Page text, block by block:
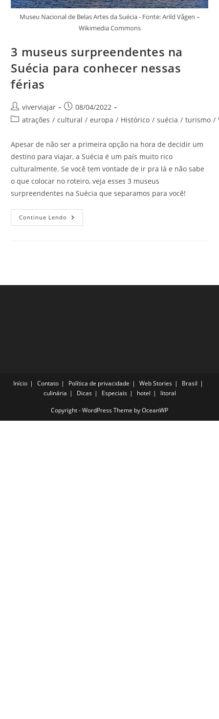
Museu Nacional de Belas Artes da Suécia - Fonte: Arild Vågen –
Wikimedia Commons
3 museus surpreendentes na
Suécia para conhecer nessas
férias
Autor
do
viverviajar
Post
publicado:
08/04/2022
Categoria
post:
atrações / cultural / europa / Histórico / suécia / turismo /
Apesar de não ser a primeira opção na hora de decidir um
destino para viajar, a Suécia é um país muito rico
culturalmente. Se você tem vontade de ir pra lá e não sabe
o que colocar no roteiro, veja esses 3 museus
surpreendentes na Suécia que separamos para você!
Continue Lendo
Museus
Início Contato Política de privacidade Web Stories
Brasil
culinária
Dicas Especiais hotel litoral
Copyright - WordPress Theme by OceanWP